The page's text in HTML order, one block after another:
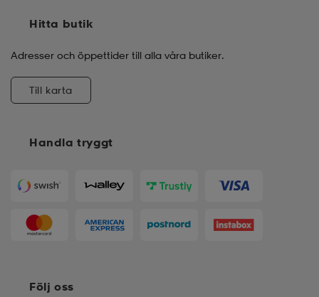
Handla tryggt
Hitta butik
Adresser och öppettider till alla våra butiker.
Till karta
Följ oss